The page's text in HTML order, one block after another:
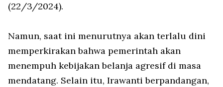
(22/3/2024).
Namun, saat ini menurutnya akan terlalu dini
memperkirakan bahwa pemerintah akan
menempuh kebijakan belanja agresif di masa
mendatang. Selain itu, Irawanti berpandangan,